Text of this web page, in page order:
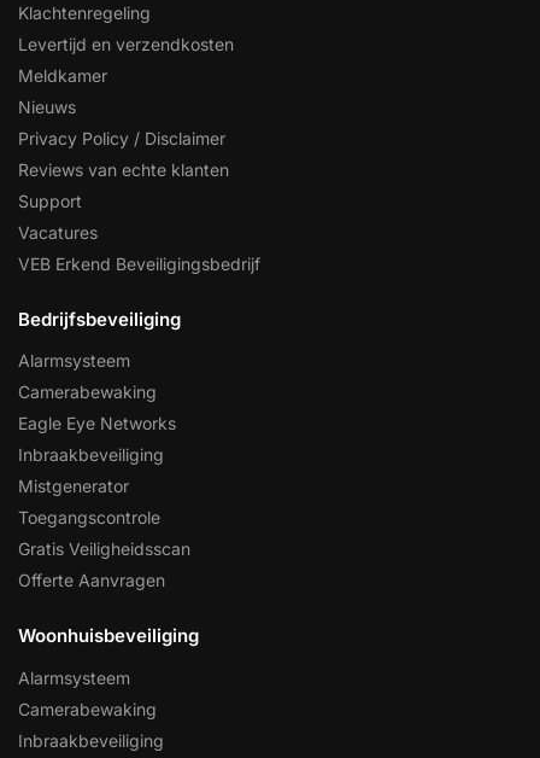
Klachtenregeling
Levertijd en verzendkosten
Meldkamer
Nieuws
Privacy Policy / Disclaimer
Reviews van echte klanten
Support
Vacatures
VEB Erkend Beveiligingsbedrijf
Bedrijfsbeveiliging
Alarmsysteem
Camerabewaking
Eagle Eye Networks
Inbraakbeveiliging
Mistgenerator
Toegangscontrole
Gratis Veiligheidsscan
Offerte Aanvragen
Woonhuisbeveiliging
Alarmsysteem
Camerabewaking
Inbraakbeveiliging